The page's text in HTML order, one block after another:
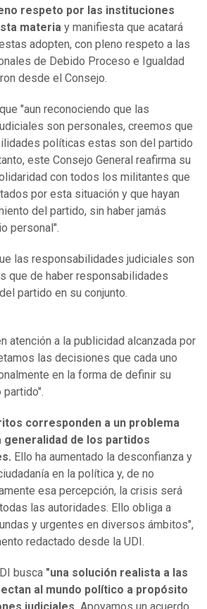
respeto por las instituciones
materia y manifiesta que acatará
adopten, con pleno respeto a las
de Debido Proceso e Igualdad
desde el Consejo.
"aun reconociendo que las
son personales, creemos que
políticas estas son del partido
este Consejo General reafirma su
con todos los militantes que
por esta situación y que hayan
del partido, sin haber jamás
personal".
las responsabilidades judiciales son
que de haber responsabilidades
partido en su conjunto.
atención a la publicidad alcanzada por
las decisiones que cada uno
en la forma de definir su
corresponden a un problema
generalidad de los partidos
Ello ha aumentado la desconfianza y
en la política y, de no
esa percepción, la crisis será
las autoridades. Ello obliga a
y urgentes en diversos ámbitos",
redactado desde la UDI.
busca "una solución realista a las
al mundo político a propósito